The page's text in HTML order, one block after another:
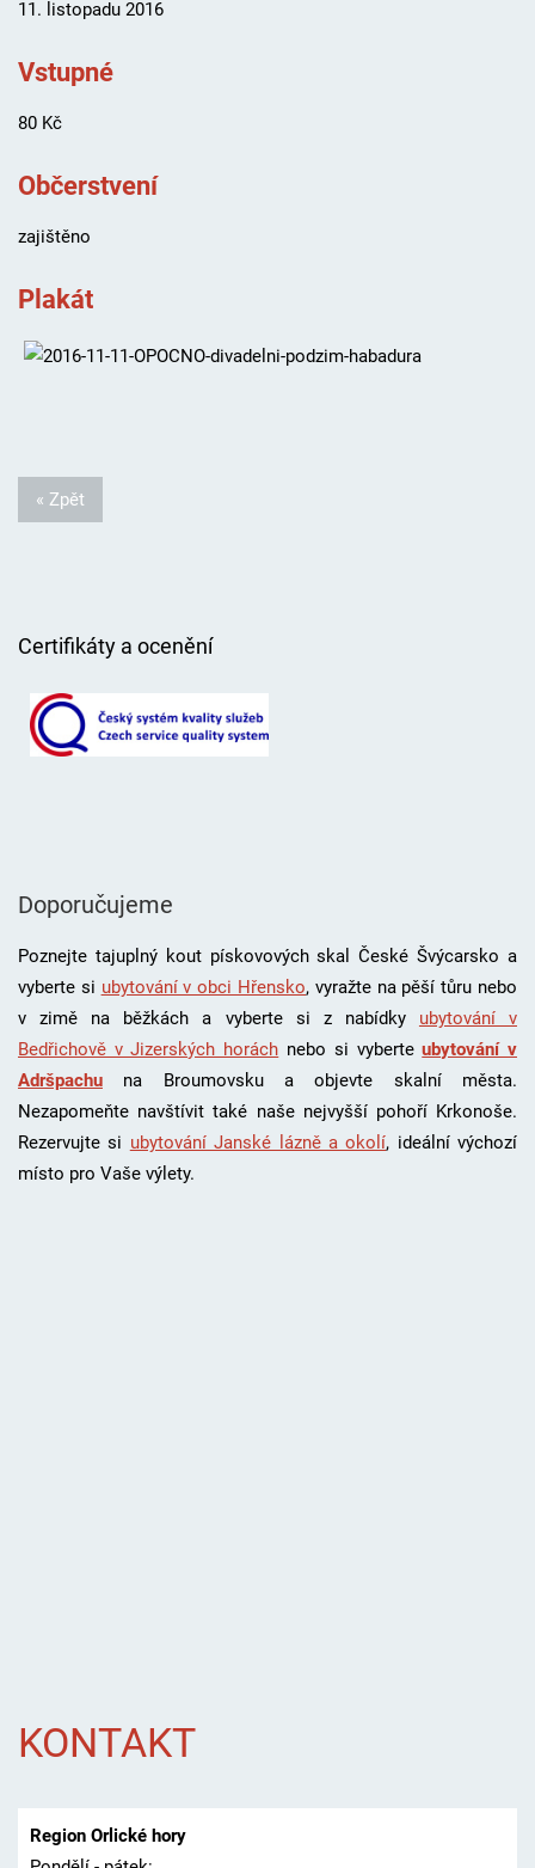
11. listopadu 2016
Vstupné
80 Kč
Občerstvení
zajištěno
Plakát
« Zpět
Certifikáty a ocenění
Doporučujeme
Poznejte tajuplný kout pískovových skal České Švýcarsko a
vyberte si ubytování v obci Hřensko, vyražte na pěší tůru nebo
v zimě na běžkách a vyberte si z nabídky ubytování v
Bedřichově v Jizerských horách nebo si vyberteubytování v
Adršpachu
na Broumovsku a objevte skalní města.
Nezapomeňte navštívit také naše nejvyšší pohoří Krkonoše.
Rezervujte si ubytování Janské lázně a okolí, ideální výchozí
místo pro Vaše výlety.
KONTAKT
Region Orlické hory